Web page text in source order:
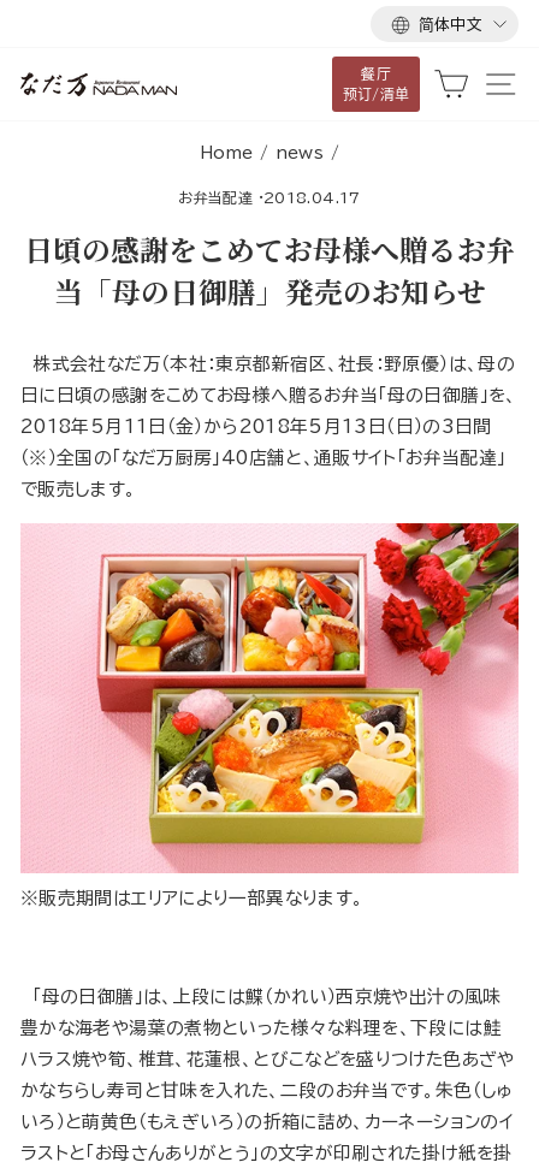
语
言
简体中文
餐厅
预订/清单
大车
Home / news /
お弁当配達 ·2018.04.17
日頃の感謝をこめてお母様へ贈るお弁
当「母の日御膳」発売のお知らせ
株式会社なだ万（本社：東京都新宿区、社長：野原優）は、母の
日に日頃の感謝をこめてお母様へ贈るお弁当「母の日御膳」を、
2018年5月11日（金）から2018年5月13日（日）の3日間
（※）全国の「なだ万厨房」40店舗と、通販サイト「お弁当配達」
で販売します。
※販売期間はエリアにより一部異なります。
「母の日御膳」は、上段には鰈（かれい）西京焼や出汁の風味
豊かな海老や湯葉の煮物といった様々な料理を、下段には鮭
ハラス焼や筍、椎茸、花蓮根、とびこなどを盛りつけた色あざや
かなちらし寿司と甘味を入れた、二段のお弁当です。朱色（しゅ
いろ）と萌黄色（もえぎいろ）の折箱に詰め、カーネーションのイ
ラストと「お母さんありがとう」の文字が印刷された掛け紙を掛